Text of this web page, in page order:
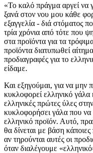
«Το καλό πράγμα αργεί να
ξανά στον νου μου κάθε
εξαγγελία - διά στόματος
τρία χρόνια από τότε που
στα προϊόντα για τα
προϊόντα διατυπωθεί
προδιαγραφές για το
είδαμε.
Και εξηγούμαι, για να μην
κυκλοφορεί ελληνικό γάλα
ελληνικές πρώτες ύλες
κυκλοφορήσει γάλα που
ελληνικό προϊόν. Αυτό,
θα δίνεται με βάση
αν τηρούνται αυτές οι
όταν διαλέγουμε